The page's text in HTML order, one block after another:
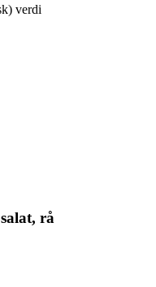
verdi
rå